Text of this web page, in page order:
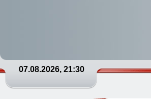
07.08.2026, 21:30